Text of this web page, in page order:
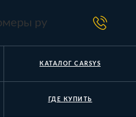
КАТАЛОГ CARSYS
ГДЕ КУПИТЬ